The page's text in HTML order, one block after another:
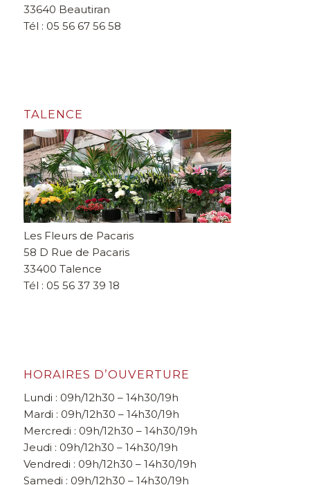
33640 Beautiran
Tél : 05 56 67 56 58
TALENCE
Les Fleurs de Pacaris
58 D Rue de Pacaris
33400 Talence
Tél : 05 56 37 39 18
HORAIRES D’OUVERTURE
Lundi : 09h/12h30 – 14h30/19h
Mardi : 09h/12h30 – 14h30/19h
Mercredi : 09h/12h30 – 14h30/19h
Jeudi : 09h/12h30 – 14h30/19h
Vendredi : 09h/12h30 – 14h30/19h
Samedi : 09h/12h30 – 14h30/19h